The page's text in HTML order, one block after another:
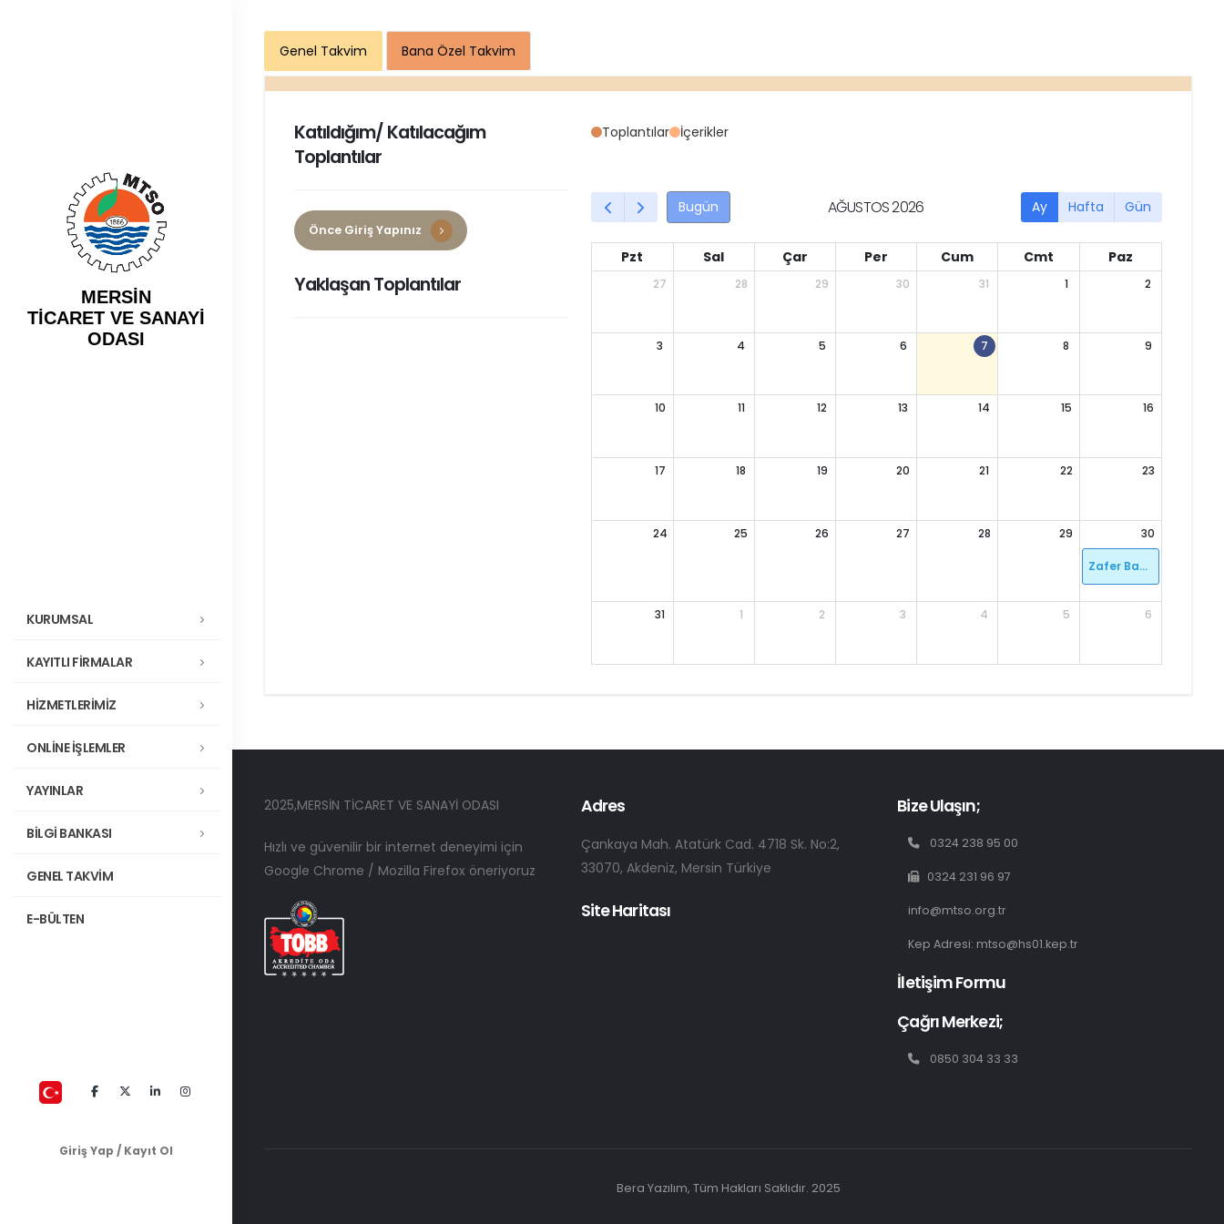
MERSİN
TİCARET VE SANAYİ
ODASI
KURUMSAL
KAYITLI FİRMALAR
HİZMETLERİMİZ
ONLİNE İŞLEMLER
YAYINLAR
BİLGİ BANKASI
GENEL TAKVİM
E-BÜLTEN
Giriş Yap / Kayıt Ol
Genel Takvim Bana Özel Takvim
Katıldığım/ Katılacağım
Toplantılar
Önce Giriş Yapınız
Yaklaşan Toplantılar
Toplantılar İçerikler
Bugün AĞUSTOS 2026 Ay Hafta Gün
Pzt Sal Çar Per Cum Cmt Paz
27 28 29 30 31 1 2
3 4 5 6 7 8 9
10 11 12 13 14 15 16
17 18 19 20 21 22 23
24 25 26 27 28 29 30
Zafer Bayramı
31 1 2 3 4 5 6
2025,MERSİN TİCARET VE SANAYİ ODASI
Hızlı ve güvenilir bir internet deneyimi için
Google Chrome / Mozilla Firefox öneriyoruz
Adres
Çankaya Mah. Atatürk Cad. 4718 Sk. No:2,
33070, Akdeniz, Mersin Türkiye
Site Haritası
Bize Ulaşın;
0324 238 95 00
0324 231 96 97
info@mtso.org.tr
Kep Adresi: mtso@hs01.kep.tr
İletişim Formu
Çağrı Merkezi;
0850 304 33 33
Bera Yazılım, Tüm Hakları Saklıdır. 2025